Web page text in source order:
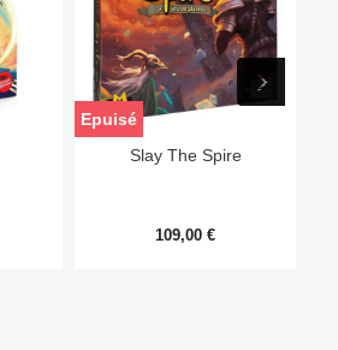
Slay The Spire
109,00 €
Epuisé